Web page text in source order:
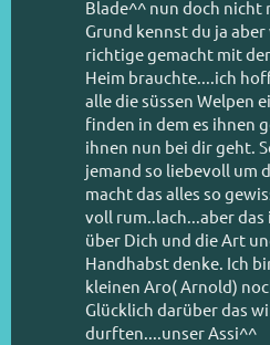
Blade^^ nun doch nicht
Grund kennst du ja
richtige gemacht mit
Heim brauchte....ich
alle die süssen Welpen
finden in dem es ihnen
ihnen nun bei dir geht.
jemand so liebevoll um
macht das alles so
voll rum..lach...aber das
über Dich und die Art
Handhabst denke. Ich
kleinen Aro( Arnold)
Glücklich darüber das
durften....unser Assi^^